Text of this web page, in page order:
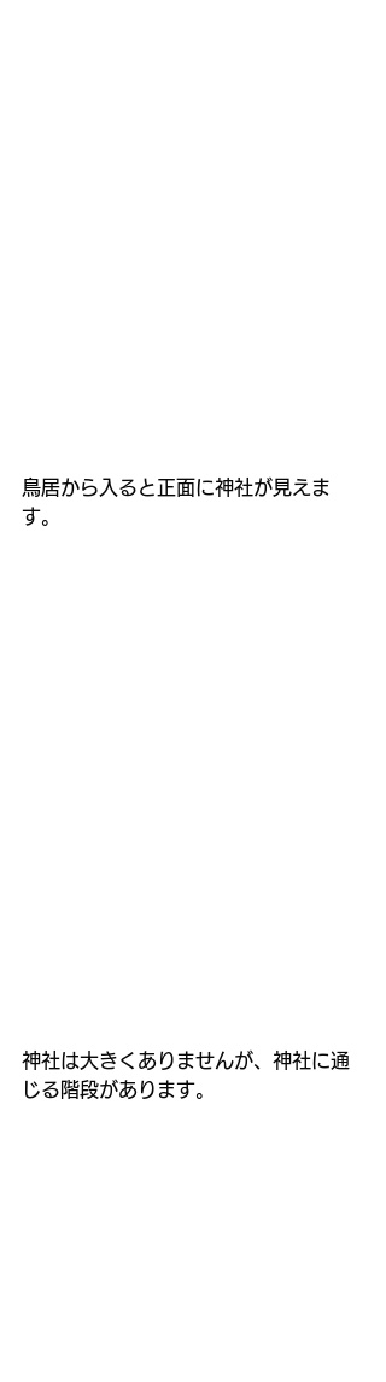
鳥居から入ると正面に神社が見えま
す。
神社は大きくありませんが、神社に通
じる階段があります。